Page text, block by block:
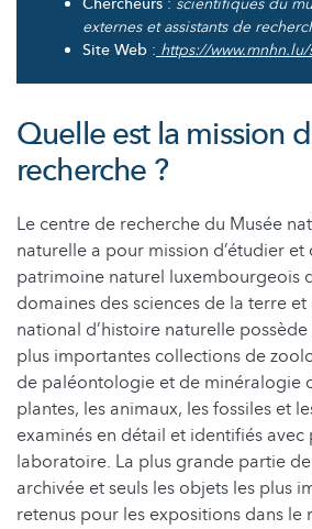
Chercheurs : scientifiques du
externes et assistants de
Site Web : https://
Quelle est la mission
recherche ?
Le centre de recherche du Musée
naturelle a pour mission d’étudier
patrimoine naturel luxembourgeois
domaines des sciences de la terre
national d’histoire naturelle
plus importantes collections de
de paléontologie et de minéralogie
plantes, les animaux, les fossiles et
examinés en détail et identifiés avec
laboratoire. La plus grande partie
archivée et seuls les objets les plus
retenus pour les expositions dans le